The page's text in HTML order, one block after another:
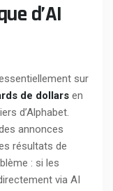
d’AI
sur
de dollars en
d’Alphabet.
annonces
résultats de
: si les
via AI